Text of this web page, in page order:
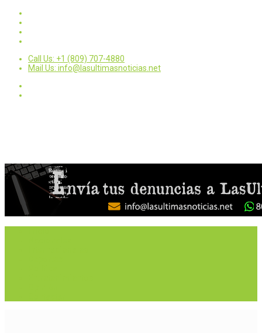
Call Us: +1 (809) 707-4880
Mail Us: info@lasultimasnoticias.net